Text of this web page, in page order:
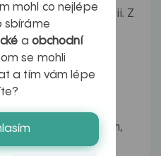
na kardiologii. Z
Jsem pacienta
už...
3 roky pokašlávám,
mohl co nejlépe
sbíráme
a obchodní
se mohli
a tím vám lépe